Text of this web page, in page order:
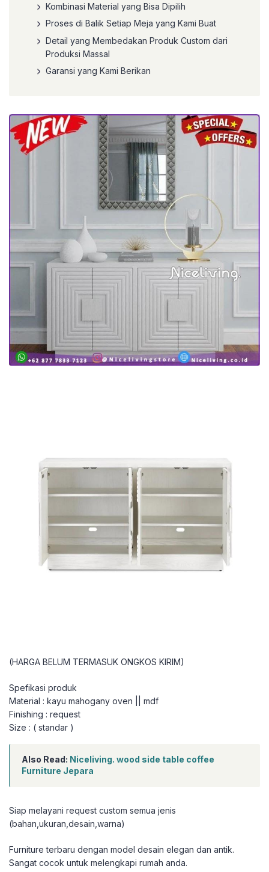
Kombinasi Material yang Bisa Dipilih
Proses di Balik Setiap Meja yang Kami Buat
Detail yang Membedakan Produk Custom dari
Produksi Massal
Garansi yang Kami Berikan
(HARGA BELUM TERMASUK ONGKOS KIRIM)
Spefikasi produk
Material : kayu mahogany oven || mdf
Finishing : request
Size : ( standar )
Also Read: Niceliving. wood side table coffee
Furniture Jepara
Siap melayani request custom semua jenis
(bahan,ukuran,desain,warna)
Furniture terbaru dengan model desain elegan dan antik.
Sangat cocok untuk melengkapi rumah anda.